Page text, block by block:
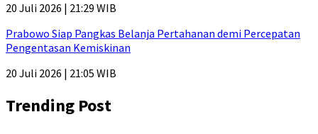
20 Juli 2026 | 21:29 WIB
Prabowo Siap Pangkas Belanja Pertahanan demi Percepatan
Pengentasan Kemiskinan
20 Juli 2026 | 21:05 WIB
Trending Post